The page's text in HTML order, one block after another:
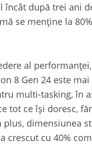
încât după trei ani
se menține la
al
8 Gen 24 este
multi-tasking, în
tot ce își doresc,
dimensiunea
crescut cu 40%